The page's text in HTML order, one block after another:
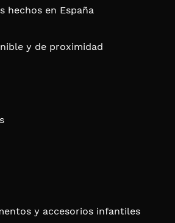
hechos en España
y de proximidad
y accesorios infantiles